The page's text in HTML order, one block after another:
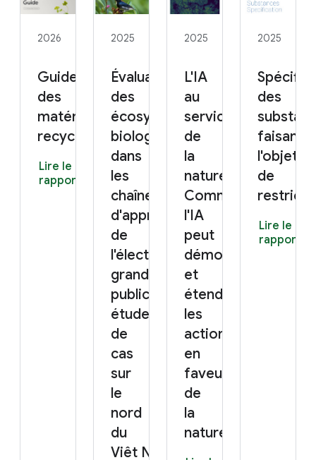
2026
Guide
des
matériaux
recyclés
Lire le
rapport
2025
Évaluation
des
écosystèmes
biologiques
dans
les
chaînes
d'approvisionnement
de
l'électronique
grand
public :
étude
de
cas
sur
le
nord
du
Viêt Nam
2025
L'IA
au
service
de
la
nature.
Comment
l'IA
peut
démocratiser
et
étendre
les
actions
en
faveur
de
la
nature
2025
des
faisant
l'objet
de
Lire le
rapport